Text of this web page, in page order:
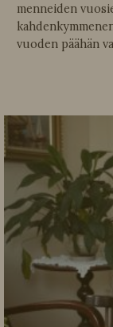
menneiden
vuoden päähän